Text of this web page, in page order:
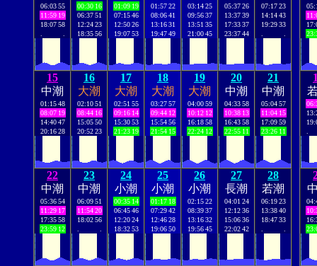
06:03 55
11:59 19
18:07 58
00:30 16
06:37 51
12:24 23
18:35 56
01:09 19
07:15 46
12:50 26
19:07 53
01:57 22
08:06 41
13:16 31
19:47 49
03:14 25
09:56 37
13:51 35
21:00 45
05:37 26
13:37 39
17:33 37
23:37 44
07:17 23
14:14 43
19:29 33
15
中潮
01:15 48
08:07 19
14:40 47
20:16 28
16
大潮
02:10 51
08:44 16
15:05 50
20:52 23
17
大潮
02:51 55
09:16 14
15:30 53
21:23 19
18
大潮
03:27 57
09:44 12
15:54 56
21:54 15
19
大潮
04:00 59
10:12 12
16:18 58
22:24 12
20
中潮
04:33 58
10:38 13
16:43 58
22:55 11
21
中潮
05:04 57
11:04 15
17:09 59
23:26 11
22
中潮
05:36 54
11:29 17
17:35 58
23:59 12
23
中潮
06:09 51
11:54 20
18:02 56
24
小潮
00:35 14
06:45 46
12:20 24
18:32 53
25
小潮
01:17 18
07:29 42
12:46 28
19:06 50
26
小潮
02:15 22
08:39 37
13:16 32
19:56 45
27
長潮
04:01 24
12:12 36
15:06 36
22:02 42
28
若潮
06:19 23
13:38 40
18:47 33